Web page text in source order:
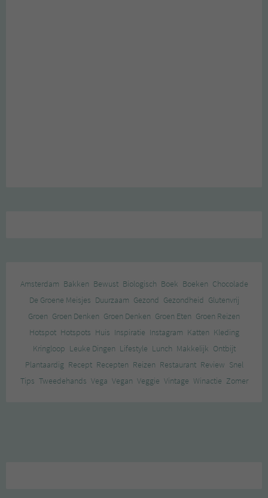
Amsterdam Bakken Bewust Biologisch Boek Boeken Chocolade
De Groene Meisjes Duurzaam Gezond Gezondheid Glutenvrij
Groen Groen Denken Groen Denken Groen Eten Groen Reizen
Hotspot Hotspots Huis Inspiratie Instagram Katten Kleding
Kringloop Leuke Dingen Lifestyle Lunch Makkelijk Ontbijt
Plantaardig Recept Recepten Reizen Restaurant Review Snel
Tips Tweedehands Vega Vegan Veggie Vintage Winactie Zomer